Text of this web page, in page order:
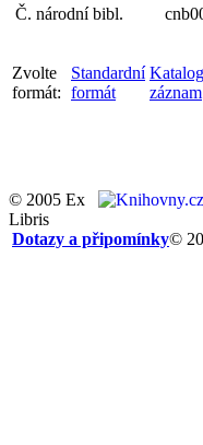
Č. národní bibl.
Zvolte
formát:
Standardní
formát
záznam
© 2005 Ex
Libris
©
Dotazy a připomínky